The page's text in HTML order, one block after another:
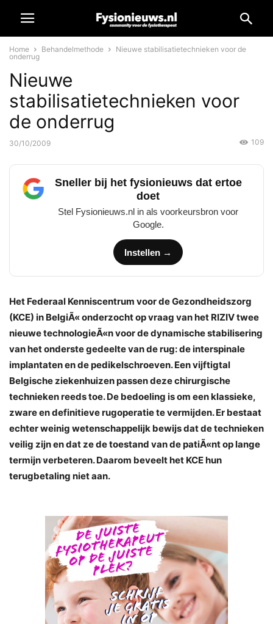
Home Behandelmethode
Nieuwe stabilisatietechnieken voor de
onderrug
Nieuwe
stabilisatietechnieken voor
de onderrug
30/10/2009 109
Sneller bij het fysionieuws dat ertoe
doet
Stel Fysionieuws.nl in als voorkeursbron voor
Google.
Instellen →
Het Federaal Kenniscentrum voor de Gezondheidszorg
(KCE) in BelgiÃ« onderzocht op vraag van het RIZIV twee
nieuwe technologieÃ«n voor de dynamische stabilisering
van het onderste gedeelte van de rug: de interspinale
implantaten en de pedikelschroeven. Een vijftigtal
Belgische ziekenhuizen passen deze chirurgische
technieken reeds toe. De bedoeling is om een klassieke,
zware en definitieve rugoperatie te vermijden. Er bestaat
echter weinig wetenschappelijk bewijs dat de technieken
veilig zijn en dat ze de toestand van de patiÃ«nt op lange
termijn verbeteren. Daarom beveelt het KCE hun
terugbetaling niet aan.